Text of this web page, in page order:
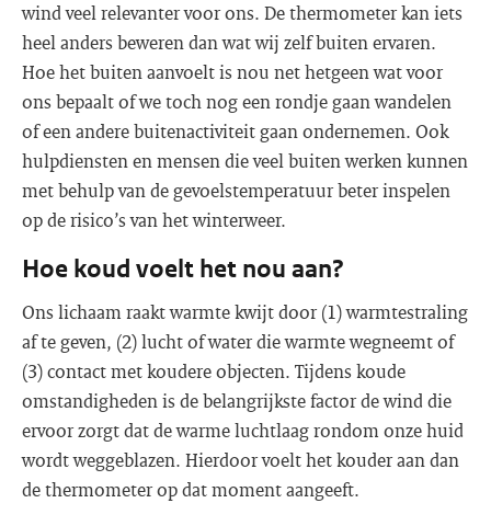
wind veel relevanter voor ons. De thermometer kan iets
heel anders beweren dan wat wij zelf buiten ervaren.
Hoe het buiten aanvoelt is nou net hetgeen wat voor
ons bepaalt of we toch nog een rondje gaan wandelen
of een andere buitenactiviteit gaan ondernemen. Ook
hulpdiensten en mensen die veel buiten werken kunnen
met behulp van de gevoelstemperatuur beter inspelen
op de risico’s van het winterweer.
Hoe koud voelt het nou aan?
Ons lichaam raakt warmte kwijt door (1) warmtestraling
af te geven, (2) lucht of water die warmte wegneemt of
(3) contact met koudere objecten. Tijdens koude
omstandigheden is de belangrijkste factor de wind die
ervoor zorgt dat de warme luchtlaag rondom onze huid
wordt weggeblazen. Hierdoor voelt het kouder aan dan
de thermometer op dat moment aangeeft.